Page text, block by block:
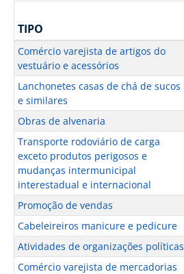
TIPO
Comércio varejista de artigos do
vestuário e acessórios
Lanchonetes casas de chá de sucos
e similares
Obras de alvenaria
Transporte rodoviário de carga
exceto produtos perigosos e
mudanças intermunicipal
interestadual e internacional
Promoção de vendas
Cabeleireiros manicure e pedicure
Atividades de organizações políticas
Comércio varejista de mercadorias